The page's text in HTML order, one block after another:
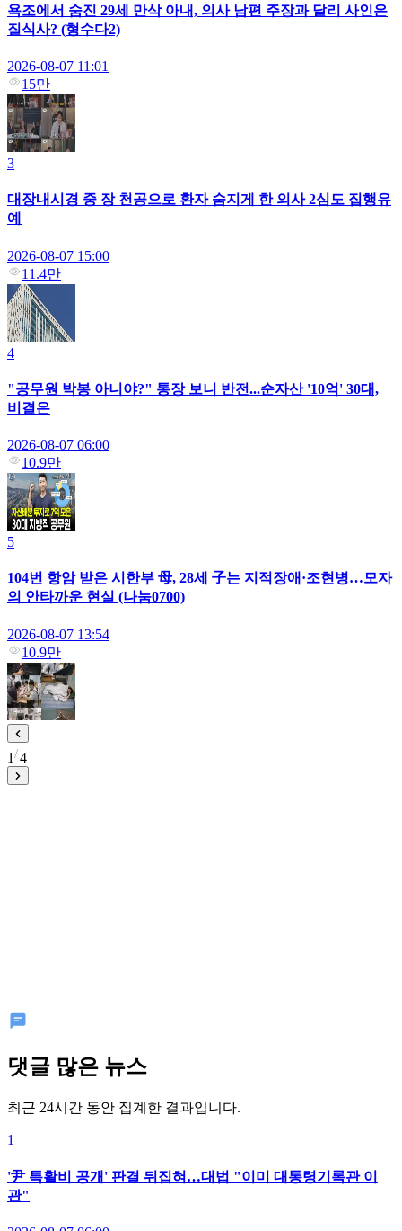
욕조에서 숨진 29세 만삭 아내, 의사 남편 주장과 달리 사인은
질식사? (형수다2)
2026-08-07 11:01
15만
3
대장내시경 중 장 천공으로 환자 숨지게 한 의사 2심도 집행유
예
2026-08-07 15:00
11.4만
4
"공무원 박봉 아니야?" 통장 보니 반전...순자산 '10억' 30대,
비결은
2026-08-07 06:00
10.9만
5
104번 항암 받은 시한부 母, 28세 子는 지적장애·조현병…모자
의 안타까운 현실 (나눔0700)
2026-08-07 13:54
10.9만
1 4
댓글 많은 뉴스
최근 24시간 동안 집계한 결과입니다.
1
'尹 특활비 공개' 판결 뒤집혀…대법 "이미 대통령기록관 이
관"